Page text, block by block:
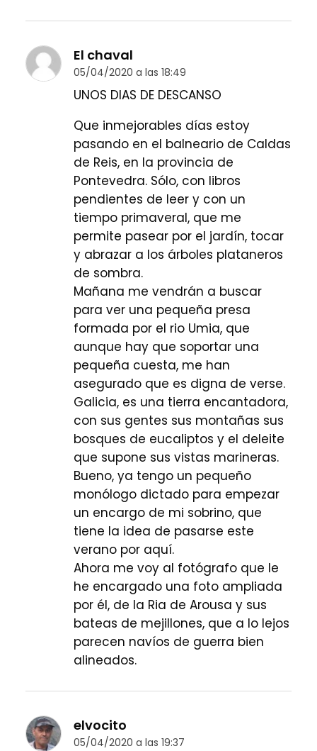
El chaval
05/04/2020 a las 18:49
UNOS DIAS DE DESCANSO
Que inmejorables días estoy
pasando en el balneario de Caldas
de Reis, en la provincia de
Pontevedra. Sólo, con libros
pendientes de leer y con un
tiempo primaveral, que me
permite pasear por el jardín, tocar
y abrazar a los árboles plataneros
de sombra.
Mañana me vendrán a buscar
para ver una pequeña presa
formada por el rio Umia, que
aunque hay que soportar una
pequeña cuesta, me han
asegurado que es digna de verse.
Galicia, es una tierra encantadora,
con sus gentes sus montañas sus
bosques de eucaliptos y el deleite
que supone sus vistas marineras.
Bueno, ya tengo un pequeño
monólogo dictado para empezar
un encargo de mi sobrino, que
tiene la idea de pasarse este
verano por aquí.
Ahora me voy al fotógrafo que le
he encargado una foto ampliada
por él, de la Ria de Arousa y sus
bateas de mejillones, que a lo lejos
parecen navíos de guerra bien
alineados.
elvocito
05/04/2020 a las 19:37